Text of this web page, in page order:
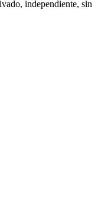
independiente, sin